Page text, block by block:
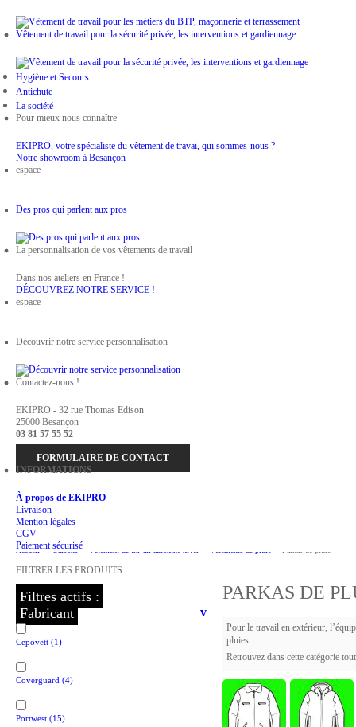
Vêtement de travail pour la sécurité privée, les interventions et gardiennage
Hygiène et Secours
Antichute
La société
Pour mieux nous connaître
EKIPRO, votre spécialiste du vêtement de travai, qui sommes-nous ?
Notre showroom à Besançon
espace
Des pros qui parlent aux pros
La personnalisation de vos vêtements de travail
Dans nos ateliers en France !
DÉCOUVREZ NOTRE SERVICE !
espace
Découvrir notre service personnalisation
Contactez-nous !
EKIPRO - 32 rue Thomas Edison
25000 Besançon
03 81 57 55 52
FORMULAIRE DE CONTACT
INFORMATIONS
À propos de EKIPRO
Livraison
Mention légales
CGV
Paiement sécurisé
Accueil > Saisons >
PARKAS DE
Pour le travail en extérieur,
pluies.
Retrouvez dans cette catégorie
FILTRER LES PRODUITS
Filtres actifs :
Fabricant
v
Cepovett (1)
Coverguard (4)
Portwest (15)